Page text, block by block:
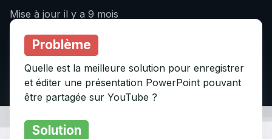
Mise à jour il y a 9 mois
Problème
Quelle est la meilleure solution pour enregistrer
et éditer une présentation PowerPoint pouvant
être partagée sur YouTube ?
Solution